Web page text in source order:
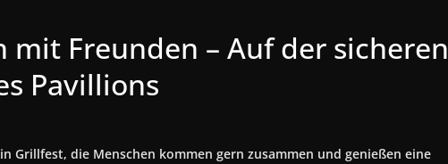
mit Freunden – Auf der sicheren
Pavillions
Grillfest, die Menschen kommen gern zusammen und genießen eine